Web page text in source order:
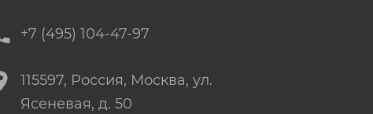
+7 (495) 104-47-97
115597, Россия, Москва, ул.
Ясеневая, д. 50